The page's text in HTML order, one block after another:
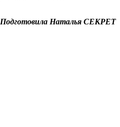
Подготовила Наталья СЕКРЕТ